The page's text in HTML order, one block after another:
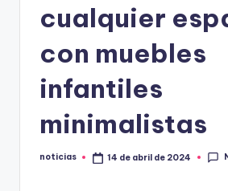
cualquier
con muebles
infantiles
minimalistas
Publicado
noticias 14 de abril de 2024